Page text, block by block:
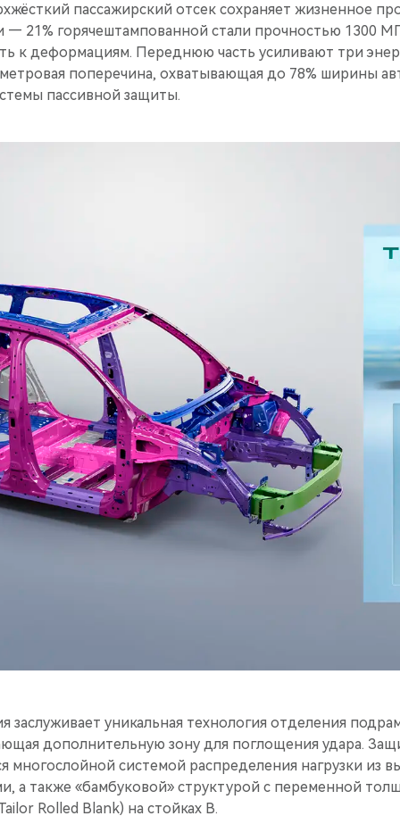
пассажирский отсек сохраняет жизненное
— 21% горячештампованной стали прочностью 1300
к деформациям. Переднюю часть усиливают три
поперечина, охватывающая до 78% ширины
пассивной защиты.
заслуживает уникальная технология отделения
дополнительную зону для поглощения удара.
многослойной системой распределения нагрузки из
а также «бамбуковой» структурой с переменной
Rolled Blank) на стойках B.